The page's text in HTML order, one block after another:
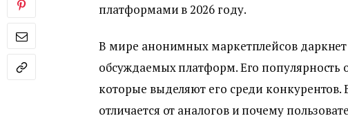
платформами в 2026 году.
В мире анонимных маркетплейсов
обсуждаемых платформ. Его
которые выделяют его среди конкурентов.
отличается от аналогов и почему